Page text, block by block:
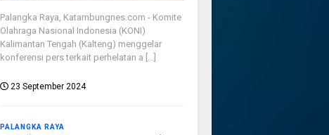
Palangka Raya, Katambungnes.com - Komite
Olahraga Nasional Indonesia (KONI)
Kalimantan Tengah (Kalteng) menggelar
konferensi pers terkait perhelatan a [...]
23 September 2024
PALANGKA RAYA